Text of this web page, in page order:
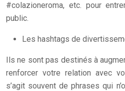
#colazioneroma, etc. pour
public.
Les hashtags de
Ils ne sont pas destinés à
renforcer votre relation avec
s’agit souvent de phrases qui